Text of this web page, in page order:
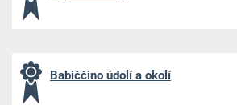
Babiččino údolí a okolí